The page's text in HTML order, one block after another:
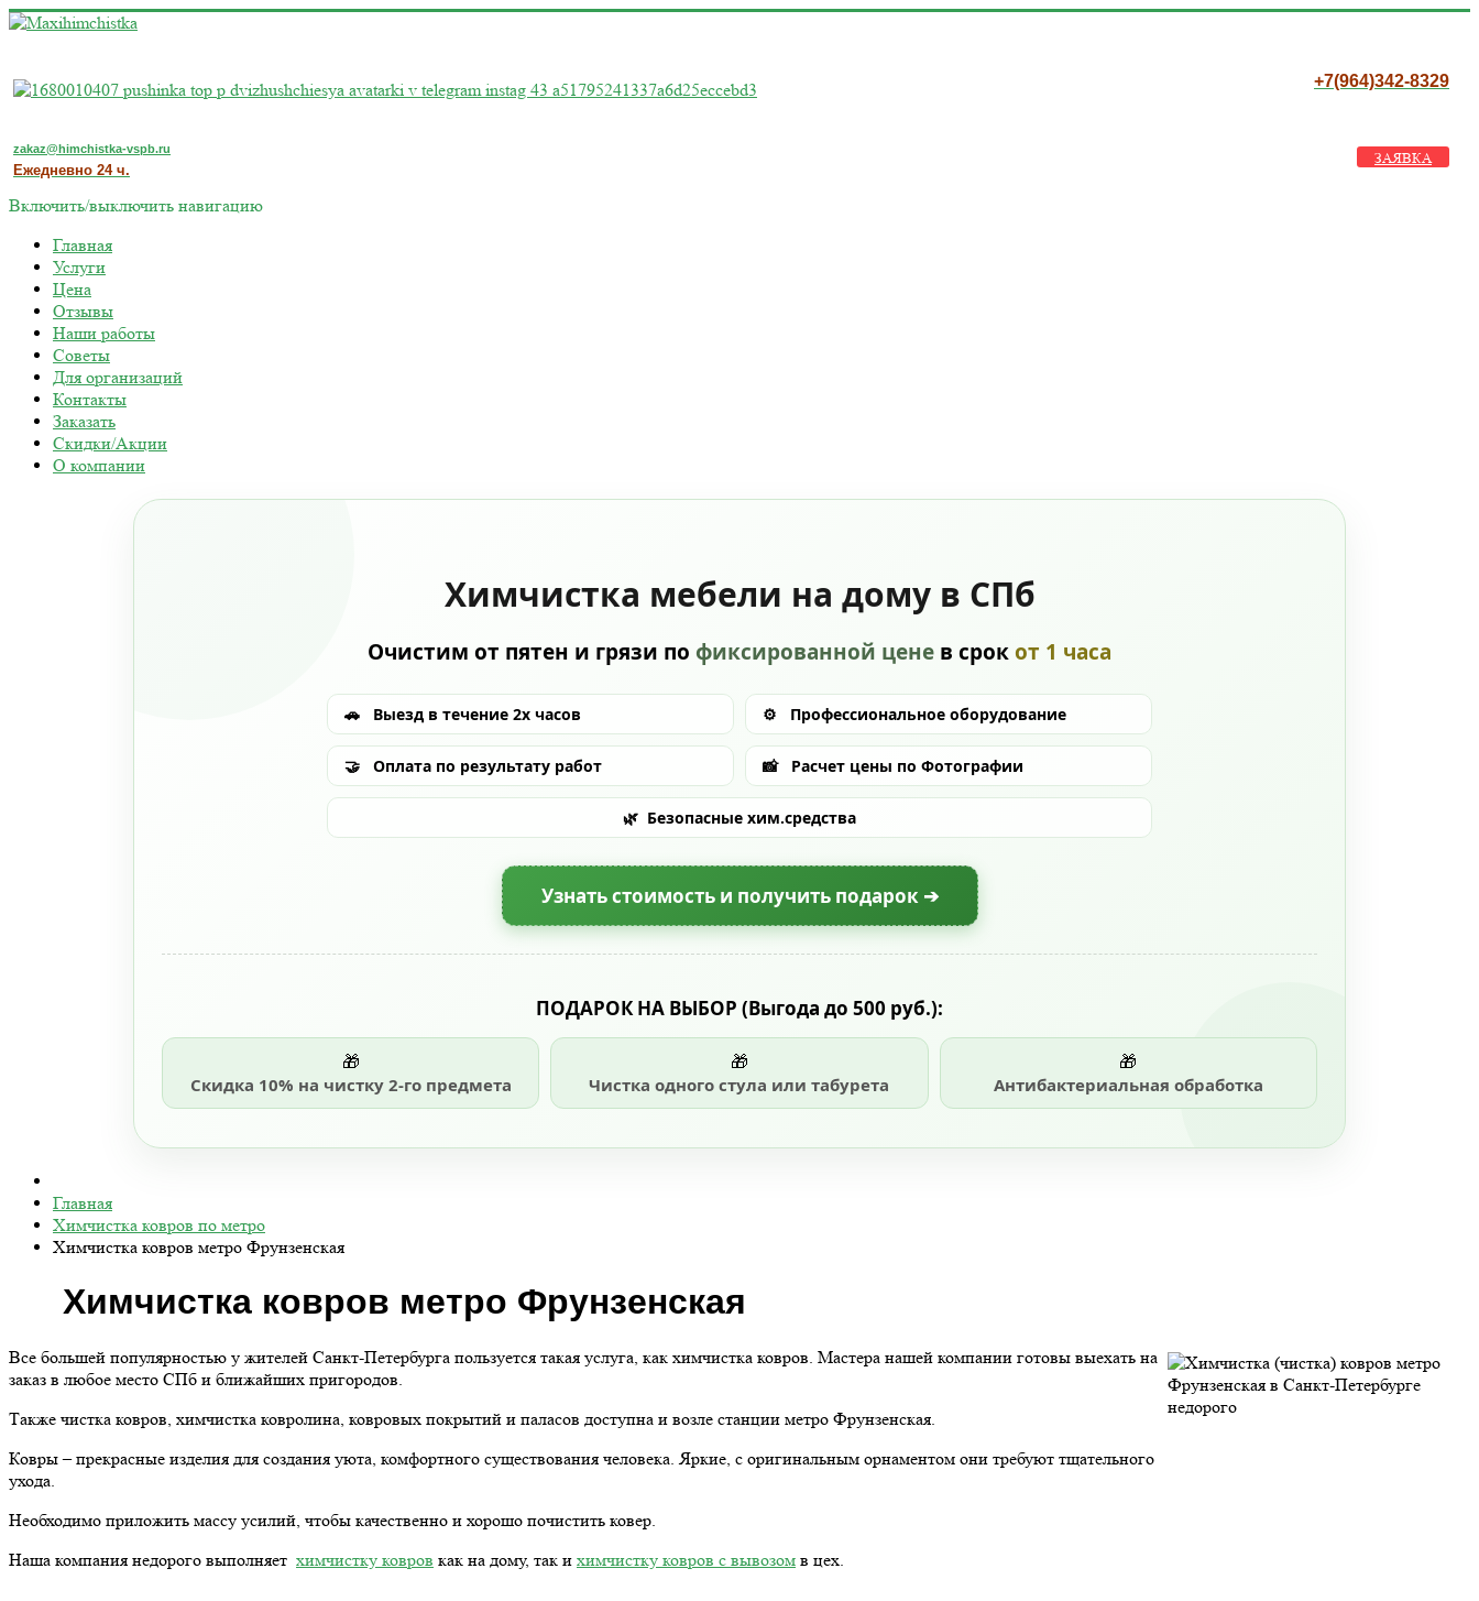
+7(964)342-8329
zakaz@himchistka-vspb.ru
Ежедневно 24 ч.
ЗАЯВКА
Включить/выключить навигацию
Главная
Услуги
Цена
Отзывы
Наши работы
Советы
Для организаций
Контакты
Заказать
Скидки/Акции
О компании
Химчистка мебели на дому в СПб
Очистим от пятен и грязи по фиксированной цене в срокот 1 часа
🚗 Выезд в течение 2х часов ⚙️ Профессиональное оборудование
🤝 Оплата по результату работ 📸 Расчет цены по Фотографии
🌿 Безопасные хим.средства
Узнать стоимость и получить подарок ➔
ПОДАРОК НА ВЫБОР (Выгода до 500 руб.):
🎁
Скидка 10% на чистку 2-го предмета
🎁
Чистка одного стула или табурета
🎁
Антибактериальная обработка
Главная
Химчистка ковров по метро
Химчистка ковров метро Фрунзенская
Химчистка ковров метро Фрунзенская
Все большей популярностью у жителей Санкт-Петербурга пользуется такая услуга, как химчистка ковров. Мастера нашей компании готовы выехать на
заказ в любое место СПб и ближайших пригородов.
Также чистка ковров, химчистка ковролина, ковровых покрытий и паласов доступна и возле станции метро Фрунзенская.
Ковры – прекрасные изделия для создания уюта, комфортного существования человека. Яркие, с оригинальным орнаментом они требуют тщательного
ухода.
Необходимо приложить массу усилий, чтобы качественно и хорошо почистить ковер.
Наша компания недорого выполняет химчистку ковров как на дому, так и химчистку ковров с вывозом в цех.